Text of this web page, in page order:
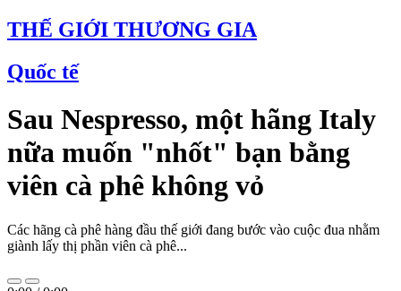
THẾ GIỚI THƯƠNG GIA
Quốc tế
Sau Nespresso, một hãng Italy
nữa muốn "nhốt" bạn bằng
viên cà phê không vỏ
Các hãng cà phê hàng đầu thế giới đang bước vào cuộc đua nhằm
giành lấy thị phần viên cà phê...